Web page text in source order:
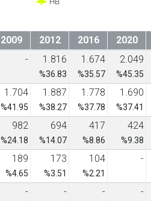
2009 2012 2016 2020
- 1.816
%36.83
1.674
%35.57
2.049
%45.35
1.704
%41.95
1.887
%38.27
1.778
%37.78
1.690
%37.41
982
%24.18
694
%14.07
417
%8.86
424
%9.38
189
%4.65
173
%3.51
104
%2.21
-
- - - -